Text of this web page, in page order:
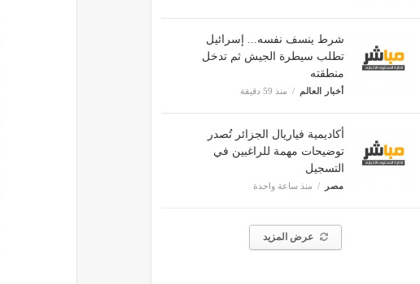
شرط ينسف نفسه... إسرائيل
تطلب سيطرة الجيش ثم تدخل
منطقته
أخبار العالم منذ 59 دقيقة
أكاديمية فياريال الجزائر تُصدر
توضيحات مهمة للراغبين في
التسجيل
مصر منذ ساعة واحدة
عرض المزيد